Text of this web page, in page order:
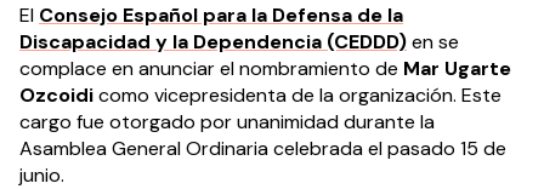
El Consejo Español para la Defensa de la
Discapacidad y la Dependencia (CEDDD)en se
complace en anunciar el nombramiento de Mar Ugarte
Ozcoidicomo vicepresidenta de la organización. Este
cargo fue otorgado por unanimidad durante la
Asamblea General Ordinaria celebrada el pasado 15 de
junio.